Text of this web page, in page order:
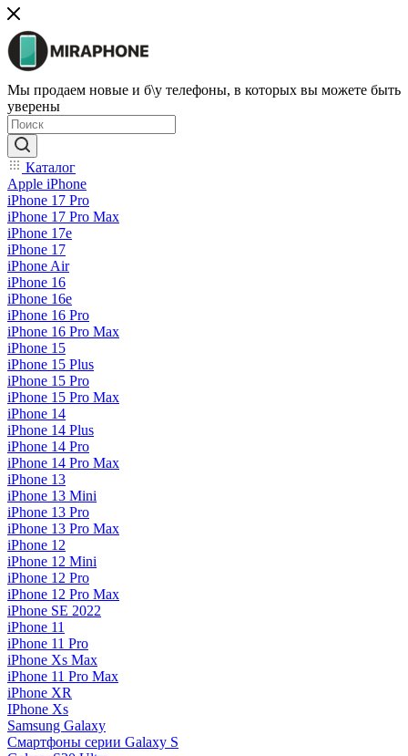
Мы продаем новые и б\у телефоны, в которых вы можете быть
уверены
Каталог
Apple iPhone
iPhone 17 Pro
iPhone 17 Pro Max
iPhone 17e
iPhone 17
iPhone Air
iPhone 16
iPhone 16e
iPhone 16 Pro
iPhone 16 Pro Max
iPhone 15
iPhone 15 Plus
iPhone 15 Pro
iPhone 15 Pro Max
iPhone 14
iPhone 14 Plus
iPhone 14 Pro
iPhone 14 Pro Max
iPhone 13
iPhone 13 Mini
iPhone 13 Pro
iPhone 13 Pro Max
iPhone 12
iPhone 12 Mini
iPhone 12 Pro
iPhone 12 Pro Max
iPhone SE 2022
iPhone 11
iPhone 11 Pro
iPhone Xs Max
iPhone 11 Pro Max
iPhone XR
IPhone Xs
Samsung Galaxy
Смартфоны серии Galaxy S